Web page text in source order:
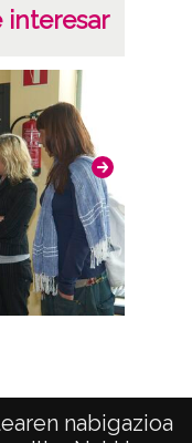
nabigazioa
interesar